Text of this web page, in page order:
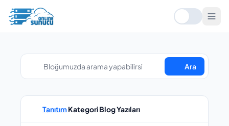
Ara
TanıtımKategori Blog Yazıları